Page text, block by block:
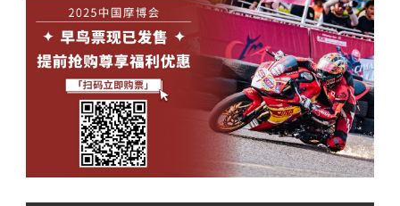
周边产品
联系我们